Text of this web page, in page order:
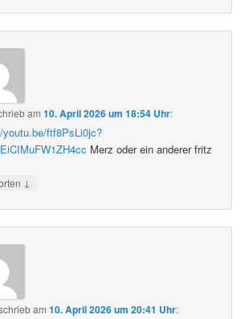
am10. April 2026 um 18:54 Uhr:
youtu.be/ftf8PsLi0jc?
Merz oder ein anderer fritz
↓
am10. April 2026 um 20:41 Uhr: